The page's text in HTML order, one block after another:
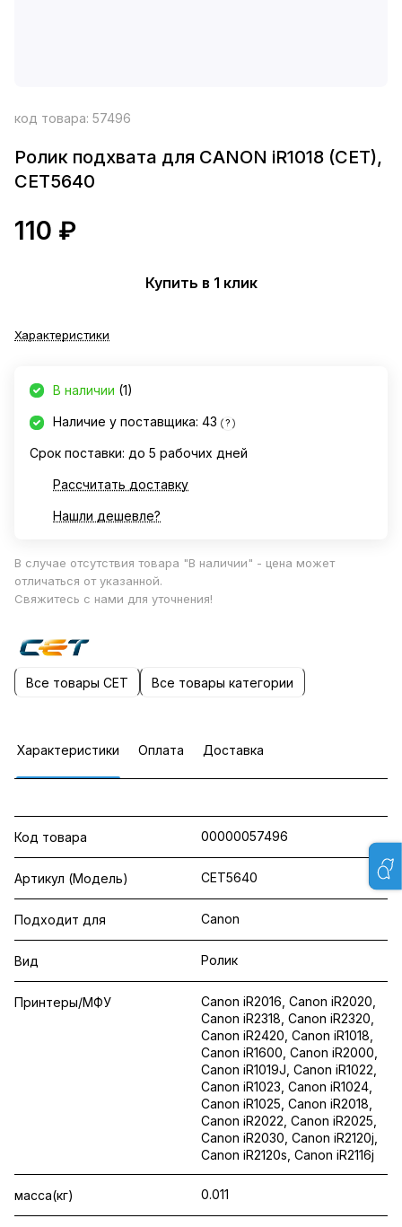
код товара: 57496
Ролик подхвата для CANON iR1018 (CET),
CET5640
110 ₽
Купить в 1 клик
Характеристики
В наличии (1)
Наличие у поставщика: 43 ?
Срок поставки: до 5 рабочих дней
Рассчитать доставку
Нашли дешевле?
В случае отсутствия товара "В наличии" - цена может
отличаться от указанной.
Свяжитесь с нами для уточнения!
Все товары CET Все товары категории
Характеристики Оплата Доставка
Код товара 00000057496
Артикул (Модель) CET5640
Подходит для Canon
Вид Ролик
Принтеры/МФУ
Canon iR2016, Canon iR2020,
Canon iR2318, Canon iR2320,
Canon iR2420, Canon iR1018,
Canon iR1600, Canon iR2000,
Canon iR1019J, Canon iR1022,
Canon iR1023, Canon iR1024,
Canon iR1025, Canon iR2018,
Canon iR2022, Canon iR2025,
Canon iR2030, Canon iR2120j,
Canon iR2120s, Canon iR2116j
масса(кг) 0.011